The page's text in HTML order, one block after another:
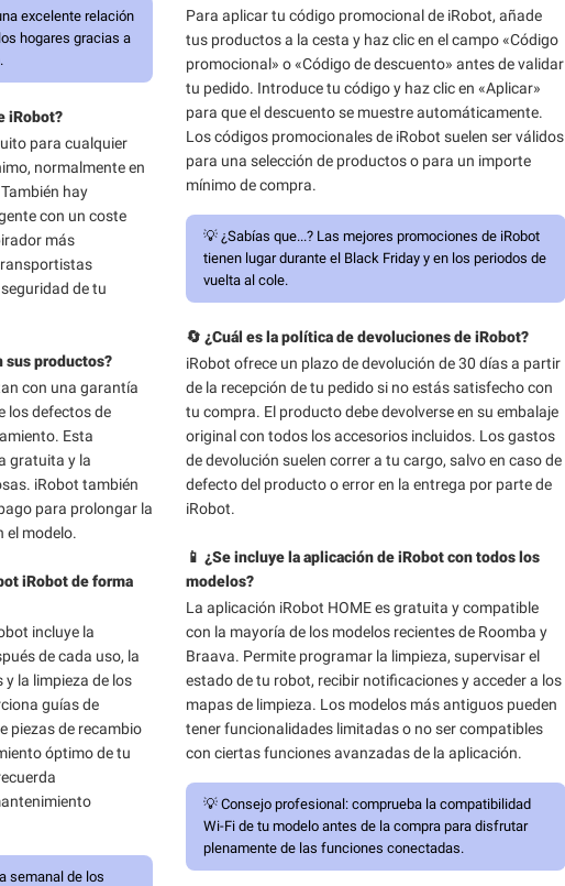
excelente relación
hogares gracias a
iRobot?
para cualquier
normalmente en
hay
con un coste
más
de tu
sus productos?
con una garantía
los defectos de
Esta
gratuita y la
iRobot también
para prolongar la
el modelo.
iRobot de forma
incluye la
de cada uso, la
la limpieza de los
guías de
piezas de recambio
óptimo de tu
semanal de los
Para aplicar tu código promocional de iRobot, añade
tus productos a la cesta y haz clic en el campo «Código
promocional» o «Código de descuento» antes de validar
tu pedido. Introduce tu código y haz clic en «Aplicar»
para que el descuento se muestre automáticamente.
Los códigos promocionales de iRobot suelen ser válidos
para una selección de productos o para un importe
mínimo de compra.
💡 ¿Sabías que...? Las mejores promociones de iRobot
tienen lugar durante el Black Friday y en los periodos de
vuelta al cole.
🔄 ¿Cuál es la política de devoluciones de iRobot?
iRobot ofrece un plazo de devolución de 30 días a partir
de la recepción de tu pedido si no estás satisfecho con
tu compra. El producto debe devolverse en su embalaje
original con todos los accesorios incluidos. Los gastos
de devolución suelen correr a tu cargo, salvo en caso de
defecto del producto o error en la entrega por parte de
iRobot.
📱 ¿Se incluye la aplicación de iRobot con todos los
modelos?
La aplicación iRobot HOME es gratuita y compatible
con la mayoría de los modelos recientes de Roomba y
Braava. Permite programar la limpieza, supervisar el
estado de tu robot, recibir notificaciones y acceder a los
mapas de limpieza. Los modelos más antiguos pueden
tener funcionalidades limitadas o no ser compatibles
con ciertas funciones avanzadas de la aplicación.
💡 Consejo profesional: comprueba la compatibilidad
Wi-Fi de tu modelo antes de la compra para disfrutar
plenamente de las funciones conectadas.